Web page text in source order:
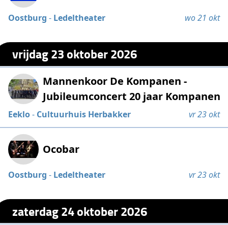
Oostburg - Ledeltheater wo 21 okt
vrijdag 23 oktober 2026
Mannenkoor De Kompanen -
Jubileumconcert 20 jaar Kompanen
Eeklo- Cultuurhuis Herbakker vr 23 okt
Ocobar
Oostburg - Ledeltheater vr 23 okt
zaterdag 24 oktober 2026